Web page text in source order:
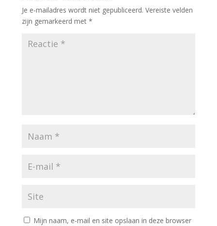
Je e-mailadres wordt niet gepubliceerd. Vereiste velden
zijn gemarkeerd met *
Mijn naam, e-mail en site opslaan in deze browser